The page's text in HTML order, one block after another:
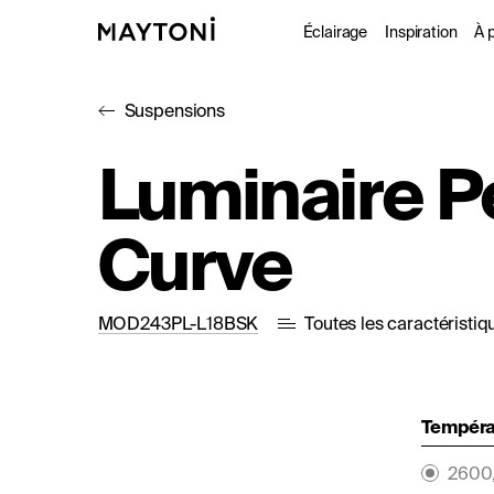
Éclairage
Extérieur
Inspiration À
Suspensions
Luminaire
Curve
MOD243PL-L18BSK Toutes les